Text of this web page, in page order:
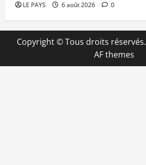
LE PAYS 6 août 2026 0
Copyright © Tous droits réservés.
AF themes